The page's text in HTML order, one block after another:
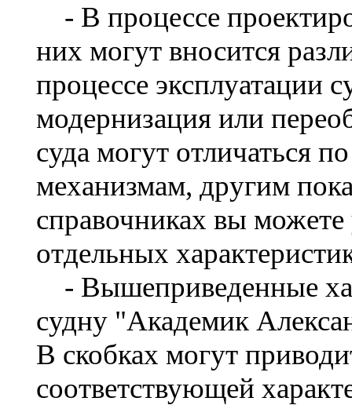
- В процессе
них могут вносится
процессе эксплуатации
модернизация или
суда могут отличаться
механизмам, другим
справочниках вы можете
отдельных
- Вышеприведенные
судну "Академик
В скобках могут
соответствующей